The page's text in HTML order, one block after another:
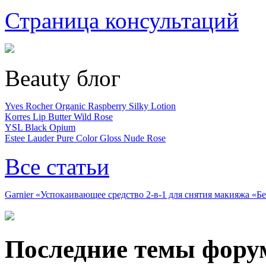
Страница консультаций
Beauty блог
Yves Rocher Organic Raspberry Silky Lotion
Korres Lip Butter Wild Rose
YSL Black Opium
Estee Lauder Pure Color Gloss Nude Rose
Все статьи
Garnier «Успокаивающее средство 2-в-1 для снятия макияжа
Последние темы